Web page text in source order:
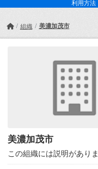
利用方法
組織 美濃加茂市
美濃加茂市
この組織には説明があり